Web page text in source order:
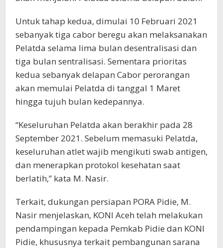
Untuk tahap kedua, dimulai 10 Februari 2021
sebanyak tiga cabor beregu akan melaksanakan
Pelatda selama lima bulan desentralisasi dan
tiga bulan sentralisasi. Sementara prioritas
kedua sebanyak delapan Cabor perorangan
akan memulai Pelatda di tanggal 1 Maret
hingga tujuh bulan kedepannya.
“Keseluruhan Pelatda akan berakhir pada 28
September 2021. Sebelum memasuki Pelatda,
keseluruhan atlet wajib mengikuti swab antigen,
dan menerapkan protokol kesehatan saat
berlatih,” kata M. Nasir.
Terkait, dukungan persiapan PORA Pidie, M.
Nasir menjelaskan, KONI Aceh telah melakukan
pendampingan kepada Pemkab Pidie dan KONI
Pidie, khususnya terkait pembangunan sarana